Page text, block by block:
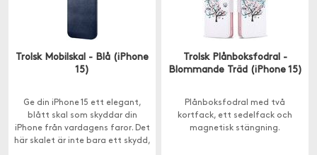
Trolsk Mobilskal - Blå (iPhone
15)
Ge din iPhone 15 ett elegant,
blått skal som skyddar din
iPhone från vardagens faror. Det
här skalet är inte bara ett skydd,
Trolsk Plånboksfodral -
Blommande Träd (iPhone 15)
Plånboksfodral med två
kortfack, ett sedelfack och
magnetisk stängning.